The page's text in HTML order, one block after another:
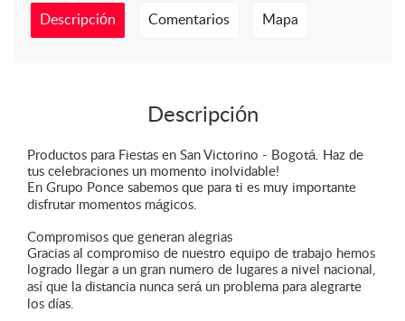
Descripción Comentarios Mapa
Descripción
Productos para Fiestas en San Victorino - Bogotá. Haz de
tus celebraciones un momento inolvidable!
En Grupo Ponce sabemos que para ti es muy importante
disfrutar momentos mágicos.
Compromisos que generan alegrias
Gracias al compromiso de nuestro equipo de trabajo hemos
logrado llegar a un gran numero de lugares a nivel nacional,
así que la distancia nunca será un problema para alegrarte
los días.